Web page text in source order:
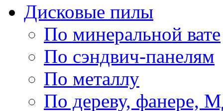
Дисковые пилы
По минеральной вате
По сэндвич-панелям
По металлу
По дереву,